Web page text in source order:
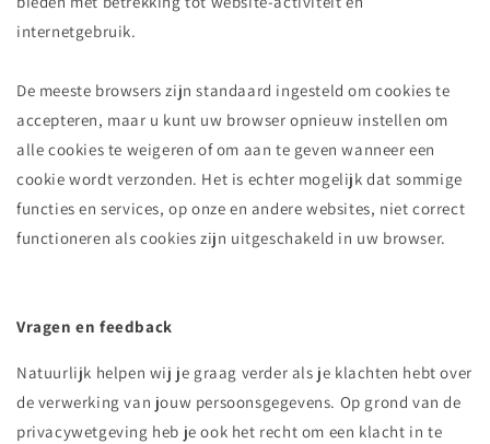
internetgebruik.
De meeste browsers zijn standaard ingesteld om cookies te
accepteren, maar u kunt uw browser opnieuw instellen om
alle cookies te weigeren of om aan te geven wanneer een
cookie wordt verzonden. Het is echter mogelijk dat sommige
functies en services, op onze en andere websites, niet correct
functioneren als cookies zijn uitgeschakeld in uw browser.
Vragen en feedback
Natuurlijk helpen wij je graag verder als je klachten hebt over
de verwerking van jouw persoonsgegevens. Op grond van de
privacywetgeving heb je ook het recht om een klacht in te